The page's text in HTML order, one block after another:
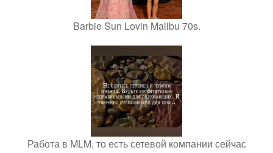
Barbie Sun Lovin Malibu 70s.
Работа в MLM, то есть сетевой компании сейчас